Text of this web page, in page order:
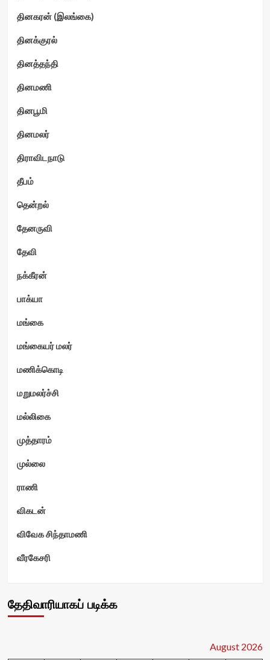
தினகரன் (இலங்கை)
தினக்குரல்
தினத்தந்தி
தினமணி
தினபூமி
தினமலர்
திராவிடநாடு
தீபம்
தென்றல்
தேனருவி
தேவி
நக்கீரன்
பாக்யா
மங்கை
மங்கையர் மலர்
மணிக்கொடி
மறுமலர்ச்சி
மல்லிகை
முத்தாரம்
முல்லை
ராணி
விகடன்
விவேக சிந்தாமணி
வீரகேசரி
தேதிவாரியாகப் படிக்க
August 2026